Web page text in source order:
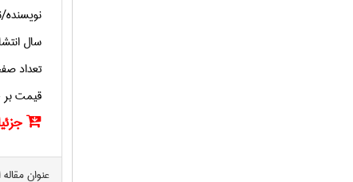
سال
تعداد
قیمت
عنوان